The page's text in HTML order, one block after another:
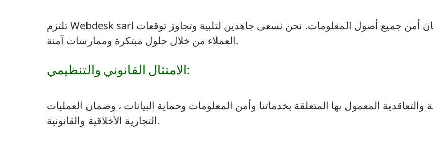
تلتزم Webdesk sarl بتقديم خدمات رقمية عالية الجودة مع ضمان أمن جميع أصول المعلومات. نحن نسعى جاهدين لتلبية وتجاوز توقعات
العملاء من خلال حلول مبتكرة وممارسات آمنة.
الامتثال القانوني والتنظيمي:
والتعاقدية المعمول بها المتعلقة بخدماتنا وأمن المعلومات وحماية البيانات ، وضمان العمليات
التجارية الأخلاقية والقانونية.